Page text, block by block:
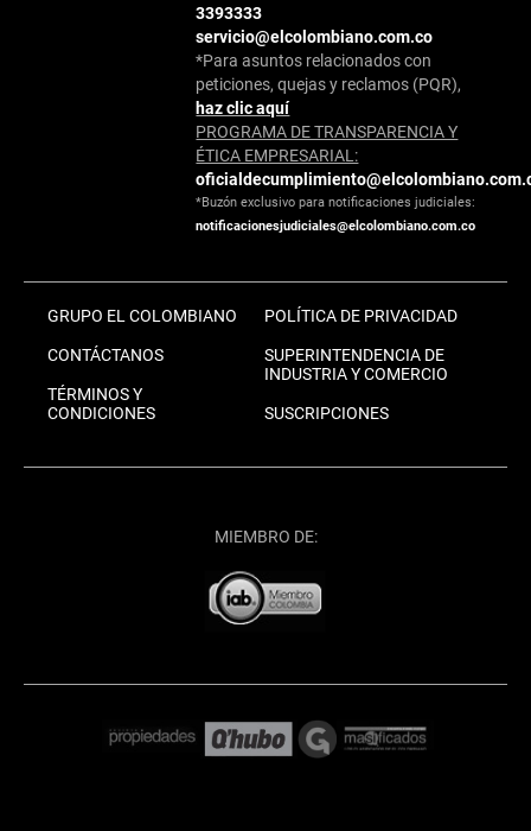
3393333
servicio@elcolombiano.com.co
*Para asuntos relacionados con
peticiones, quejas y reclamos (PQR),
haz clic aquí
PROGRAMA DE TRANSPARENCIA Y
ÉTICA EMPRESARIAL:
*Buzón exclusivo para notificaciones judiciales:
notificacionesjudiciales@elcolombiano.com.co
GRUPO EL COLOMBIANO
CONTÁCTANOS
TÉRMINOS Y
CONDICIONES
POLÍTICA DE PRIVACIDAD
SUPERINTENDENCIA DE
INDUSTRIA Y COMERCIO
SUSCRIPCIONES
MIEMBRO DE: